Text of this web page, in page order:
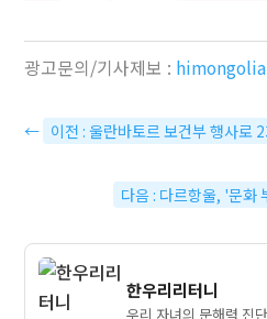
광고문의/기사제보 :
← 이전 : 울란바토르 보건부 행사로
다음 : 다르항울, '문화
한우리리터니
우리 자녀의 문해력 진